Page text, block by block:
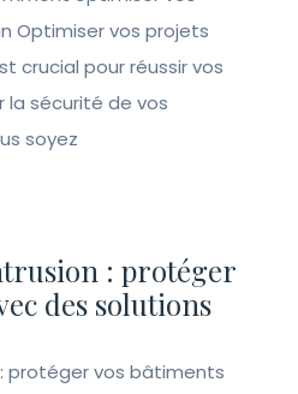
Optimiser vos projets
crucial pour réussir vos
sécurité de vos
soyez
: protéger
des solutions
protéger vos bâtiments